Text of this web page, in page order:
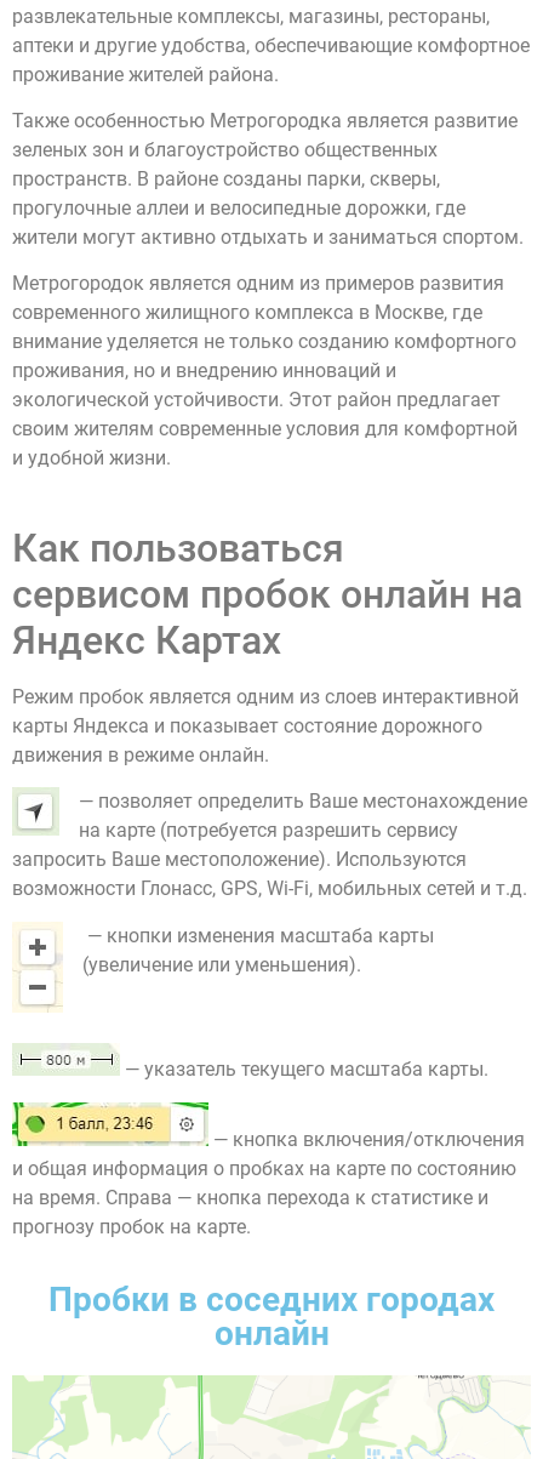
развлекательные комплексы, магазины, рестораны,
аптеки и другие удобства, обеспечивающие комфортное
проживание жителей района.
Также особенностью Метрогородка является развитие
зеленых зон и благоустройство общественных
пространств. В районе созданы парки, скверы,
прогулочные аллеи и велосипедные дорожки, где
жители могут активно отдыхать и заниматься спортом.
Метрогородок является одним из примеров развития
современного жилищного комплекса в Москве, где
внимание уделяется не только созданию комфортного
проживания, но и внедрению инноваций и
экологической устойчивости. Этот район предлагает
своим жителям современные условия для комфортной
и удобной жизни.
Как пользоваться
сервисом пробок онлайн на
Яндекс Картах
Режим пробок является одним из слоев интерактивной
карты Яндекса и показывает состояние дорожного
движения в режиме онлайн.
— позволяет определить Ваше местонахождение
на карте (потребуется разрешить сервису
запросить Ваше местоположение). Используются
возможности Глонасс, GPS, Wi-Fi, мобильных сетей и т.д.
— кнопки изменения масштаба карты
(увеличение или уменьшения).
— указатель текущего масштаба карты.
— кнопка включения/отключения
и общая информация о пробках на карте по состоянию
на время. Справа — кнопка перехода к статистике и
прогнозу пробок на карте.
Пробки в соседних городах
онлайн